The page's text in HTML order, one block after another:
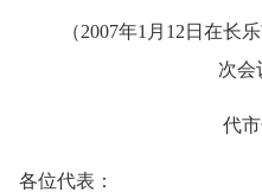
（2007年1 月 12 日 在长
次会
代
各位代表：